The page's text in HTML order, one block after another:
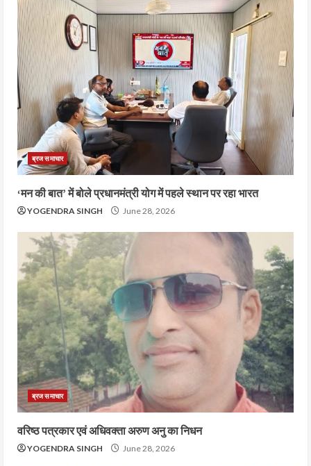
ब्रज समाचार
‘मन की बात’ में बोले प्रधानमंत्री योग में पहले स्थान पर रहा भारत
YOGENDRA SINGH June 28, 2026
ब्रज समाचार
वरिष्ठ पत्रकार एवं अधिवक्ता अरुण अनु का निधन
YOGENDRA SINGH June 28, 2026